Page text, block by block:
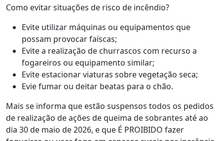
Como evitar situações de risco de incêndio?
Evite utilizar máquinas ou equipamentos que
possam provocar faíscas;
Evite a realização de churrascos com recurso a
fogareiros ou equipamento similar;
Evite estacionar viaturas sobre vegetação seca;
Evie fumar ou deitar beatas para o chão.
Mais se informa que estão suspensos todos os pedidos
de realização de ações de queima de sobrantes até ao
dia 30 de maio de 2026, e que É PROIBIDO fazer